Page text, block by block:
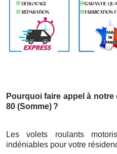
Pourquoi faire appel à
80 (Somme) ?
Les volets roulants
indéniables pour votre